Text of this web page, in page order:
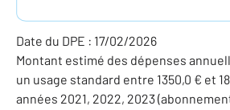
Date du DPE : 17/02/2026
Montant estimé des dépenses
un usage standard entre 1350,0 € et
années 2021, 2022, 2023